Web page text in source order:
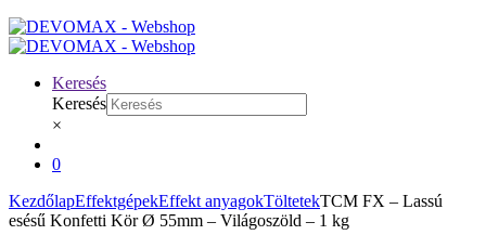
Keresés
Keresés
×
0
KezdőlapEffektgépekEffekt anyagokTöltetekTCM FX – Lassú
esésű Konfetti Kör Ø 55mm – Világoszöld – 1 kg